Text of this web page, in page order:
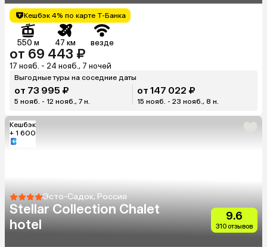
Кешбэк 4% по карте Т-Банка
550 м 47 км везде
от 69 443 ₽
17 нояб. - 24 нояб., 7 ночей
Выгодные туры на соседние даты
от 73 995 ₽
5 нояб. - 12 нояб., 7 н.
от 147 022 ₽
15 нояб. - 23 нояб., 8 н.
Кешбэк
+ 1 600
Эсто-Садок, Россия
Stellar Collection Chalet
hotel
9.6
310 отзывов